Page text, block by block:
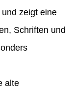
zeigt eine
Schriften und
alte